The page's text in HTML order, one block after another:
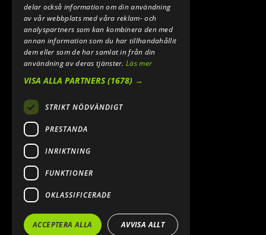
ÅNGRA MITT KÖP
2026. ALL RIGHTS RESERVED.
POWERED BY EMPORI CMS
delar också information om din användning
av vår webbplats med våra reklam- och
analyspartners som kan kombinera den med
annan information som du har tillhandahållit
dem eller som de har samlat in från din
användning av deras tjänster.Läs mer
VISA ALLA PARTNERS(1678) →
STRIKT NÖDVÄNDIGT
PRESTANDA
INRIKTNING
FUNKTIONER
OKLASSIFICERADE
ACCEPTERA ALLA AVVISA ALLT